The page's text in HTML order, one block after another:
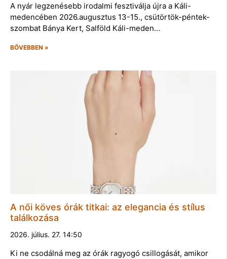
A nyár legzenésebb irodalmi fesztiválja újra a Káli-
medencében 2026.augusztus 13-15., csütörtök-péntek-
szombat Bánya Kert, Salföld Káli-meden…
BŐVEBBEN »
A női köves órák titkai: az elegancia és stílus
találkozása
2026. július. 27. 14:50
Ki ne csodálná meg az órák ragyogó csillogását, amikor